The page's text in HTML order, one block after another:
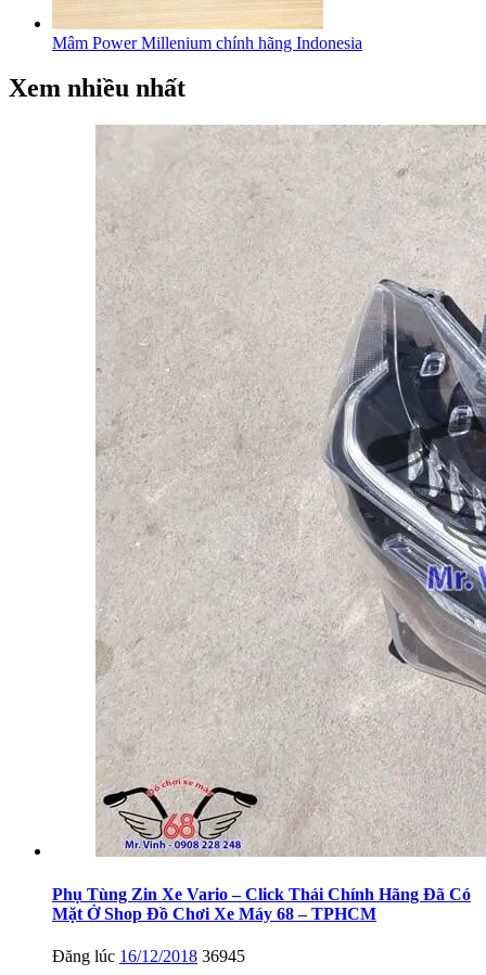
Mâm Power Millenium chính hãng Indonesia
Xem nhiều nhất
Phụ Tùng Zin Xe Vario – Click Thái Chính Hãng Đã Có
Mặt Ở Shop Đồ Chơi Xe Máy 68 – TPHCM
Đăng lúc 16/12/2018 36945